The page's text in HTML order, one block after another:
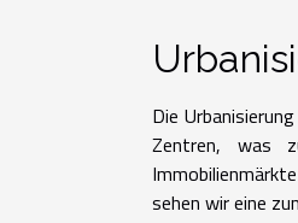
Die
Zentren, was
sehen wir eine